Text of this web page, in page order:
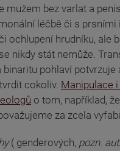
mužem bez varlat a
léčbě či s prsními
ochlupení hrudníku, ale
nikdy stát nemůže.
binaritu pohlaví potvrzuje
cokoliv. Manipulace
o tom, například,
za zcela
( genderových, pozn. aut